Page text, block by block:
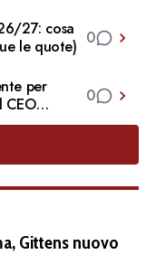
27: cosa
le quote) 0
per
CEO
nello
(FOTO E
0
Gittens nuovo